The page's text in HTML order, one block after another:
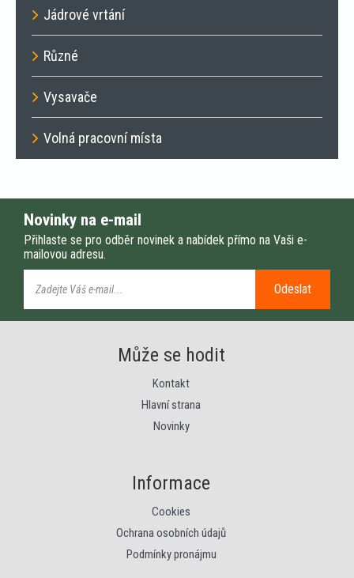
Jádrové vrtání
Různé
Vysavače
Volná pracovní místa
Novinky na e-mail
Přihlaste se pro odběr novinek a nabídek přímo na Vaši e-
mailovou adresu.
Odeslat
Může se hodit
Kontakt
Hlavní strana
Novinky
Informace
Cookies
Ochrana osobních údajů
Podmínky pronájmu